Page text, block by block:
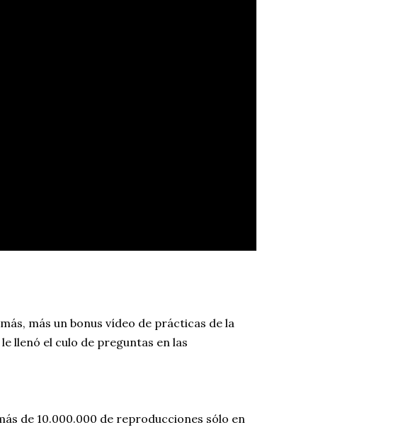
más un bonus vídeo de prácticas de la
llenó el culo de preguntas en las
de 10.000.000 de reproducciones sólo en